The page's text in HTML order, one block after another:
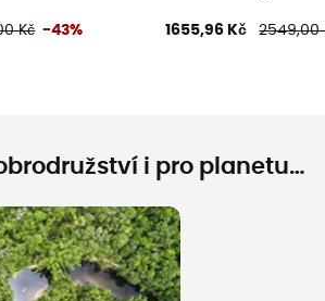
Kč -43% 1655,96 Kč 2549,00
i pro planetu…